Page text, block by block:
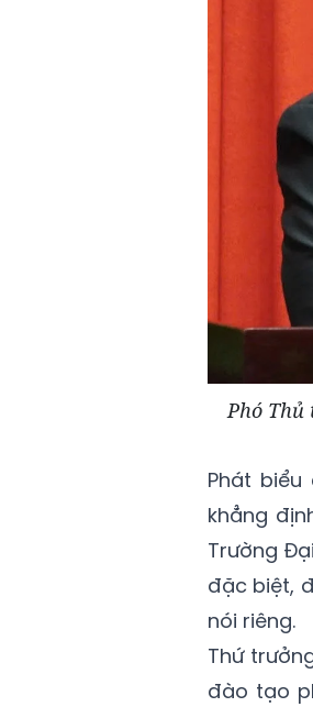
Phó Thủ
Phát biểu
khẳng
Trường
đặc biệt,
nói riêng.
Thứ
đào tạo